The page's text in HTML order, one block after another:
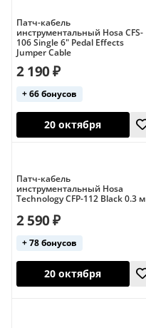
Патч-кабель
инструментальный Hosa CFS-
106 Single 6" Pedal Effects
Jumper Cable
2 190 ₽
+ 66 бонусов
20 октября
Патч-кабель
инструментальный Hosa
Technology CFP-112 Black 0.3 м
2 590 ₽
+ 78 бонусов